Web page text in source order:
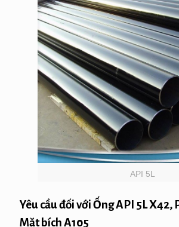
API 5L
Yêu cầu đối với Ống API 5L X42,
Mặt bích A105